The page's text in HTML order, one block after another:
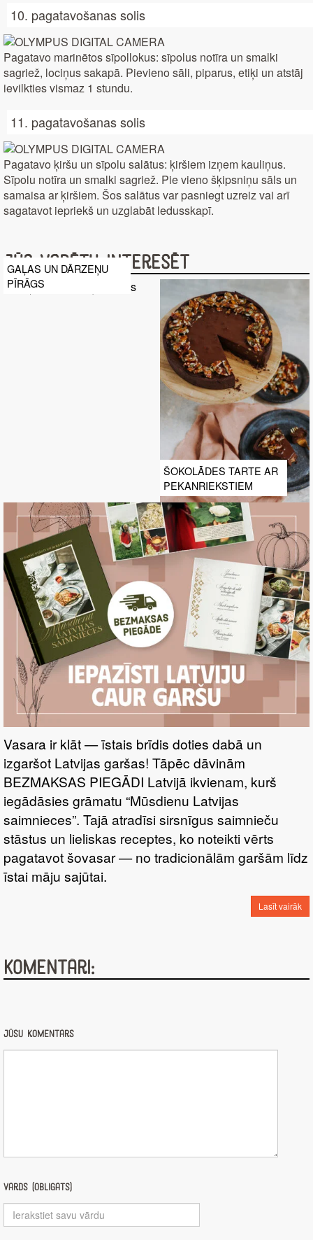
10. pagatavošanas solis
Pagatavo marinētos sīpollokus: sīpolus notīra un smalki
sagriež, lociņus sakapā. Pievieno sāli, piparus, etiķi un atstāj
ievilkties vismaz 1 stundu.
11. pagatavošanas solis
Pagatavo ķiršu un sīpolu salātus: ķiršiem izņem kauliņus.
Sīpolu notīra un smalki sagriež. Pie vieno šķipsniņu sāls un
samaisa ar ķiršiem. Šos salātus var pasniegt uzreiz vai arī
sagatavot iepriekš un uzglabāt ledusskapī.
Jūs varētu interesēt
GAĻAS UN DĀRZEŅU
PĪRĀGS
ŠOKOLĀDES TARTE AR
PEKANRIEKSTIEM
Vasara ir klāt — īstais brīdis doties dabā un
izgaršot Latvijas garšas! Tāpēc dāvinām
BEZMAKSAS PIEGĀDI Latvijā ikvienam, kurš
iegādāsies grāmatu “Mūsdienu Latvijas
saimnieces”. Tajā atradīsi sirsnīgus saimnieču
stāstus un lieliskas receptes, ko noteikti vērts
pagatavot šovasar — no tradicionālām garšām līdz
īstai māju sajūtai.
Lasīt vairāk
Komentāri:
Jūsu komentārs
Vārds (obligāts)